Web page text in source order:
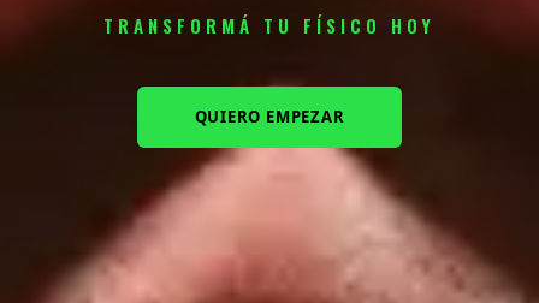
TRANSFORMÁ TU FÍSICO HOY
QUIERO EMPEZAR